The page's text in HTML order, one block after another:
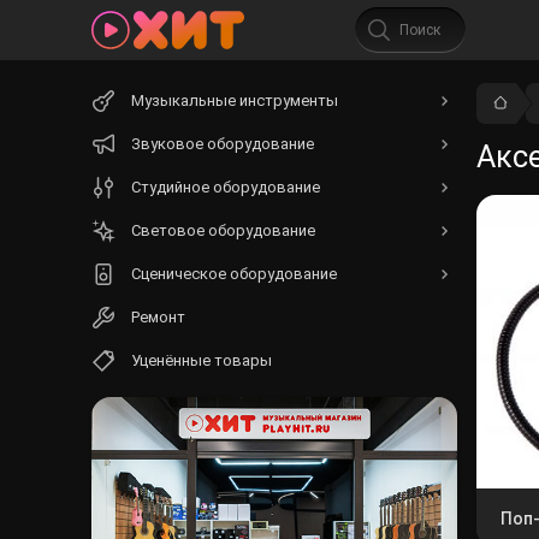
Музыкальные инструменты
Звуковое оборудование
Студийное оборудование
Световое оборудование
Сценическое оборудование
Ремонт
Уценённые товары